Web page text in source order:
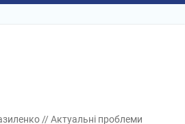
// Актуальні проблеми